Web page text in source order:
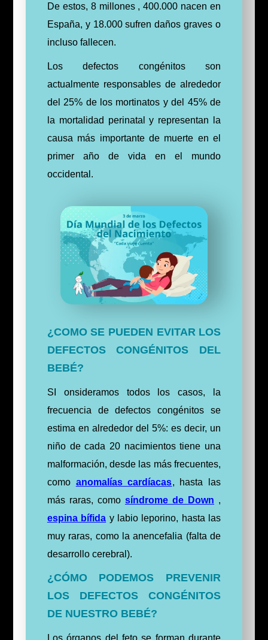
De estos, 8 millones , 400.000 nacen en
España, y 18.000 sufren daños graves o
incluso fallecen.
Los defectos congénitos son
actualmente responsables de alrededor
del 25% de los mortinatos y del 45% de
la mortalidad perinatal y representan la
causa más importante de muerte en el
primer año de vida en el mundo
occidental.
¿COMO SE PUEDEN EVITAR LOS
DEFECTOS CONGÉNITOS DEL
BEBÉ?
SI onsideramos todos los casos, la
frecuencia de defectos congénitos se
estima en alrededor del 5%: es decir, un
niño de cada 20 nacimientos tiene una
malformación, desde las más frecuentes,
como anomalías cardíacas, hasta las
más raras, como síndrome de Down ,
espina bífida y labio leporino, hasta las
muy raras, como la anencefalia (falta de
desarrollo cerebral).
¿CÓMO PODEMOS PREVENIR
LOS DEFECTOS CONGÉNITOS
DE NUESTRO BEBÉ?